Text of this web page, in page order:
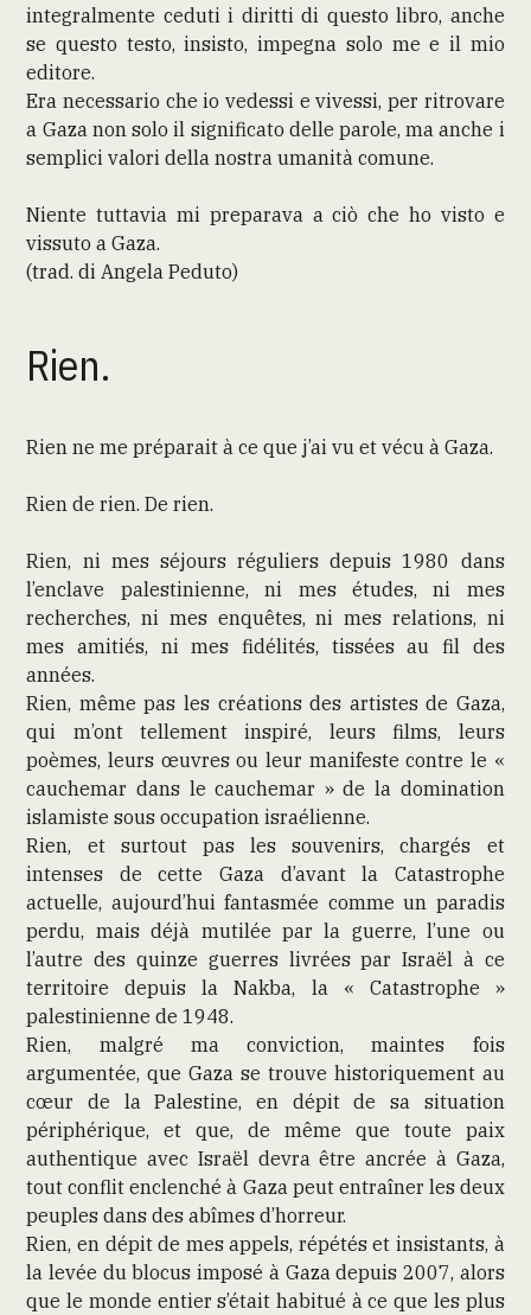
integralmente ceduti i diritti di questo libro, anche
se questo testo, insisto, impegna solo me e il mio
editore.
Era necessario che io vedessi e vivessi, per ritrovare
a Gaza non solo il significato delle parole, ma anche i
semplici valori della nostra umanità comune.
Niente tuttavia mi preparava a ciò che ho visto e
vissuto a Gaza.
(trad. di Angela Peduto)
Rien.
Rien ne me préparait à ce que j’ai vu et vécu à Gaza.
Rien de rien. De rien.
Rien, ni mes séjours réguliers depuis 1980 dans
l’enclave palestinienne, ni mes études, ni mes
recherches, ni mes enquêtes, ni mes relations, ni
mes amitiés, ni mes fidélités, tissées au fil des
années.
Rien, même pas les créations des artistes de Gaza,
qui m’ont tellement inspiré, leurs films, leurs
poèmes, leurs œuvres ou leur manifeste contre le «
cauchemar dans le cauchemar » de la domination
islamiste sous occupation israélienne.
Rien, et surtout pas les souvenirs, chargés et
intenses de cette Gaza d’avant la Catastrophe
actuelle, aujourd’hui fantasmée comme un paradis
perdu, mais déjà mutilée par la guerre, l’une ou
l’autre des quinze guerres livrées par Israël à ce
territoire depuis la Nakba, la « Catastrophe »
palestinienne de 1948.
Rien, malgré ma conviction, maintes fois
argumentée, que Gaza se trouve historiquement au
cœur de la Palestine, en dépit de sa situation
périphérique, et que, de même que toute paix
authentique avec Israël devra être ancrée à Gaza,
tout conflit enclenché à Gaza peut entraîner les deux
peuples dans des abîmes d’horreur.
Rien, en dépit de mes appels, répétés et insistants, à
la levée du blocus imposé à Gaza depuis 2007, alors
que le monde entier s’était habitué à ce que les plus